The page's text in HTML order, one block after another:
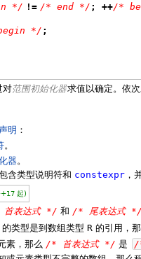
*/ != /* end */ ; ++/*
*/ ;
对范围初始化器求值以确定。依
明 ：
。
器。
含类型说明符和 constexpr ，
起)
表达式 */ 和 /* 尾表达式
的类型是到数组类型R 的引用，
素，那么 /* 首表达式 */ 是
/